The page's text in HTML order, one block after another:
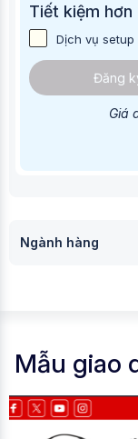
Tiết kiệm hơn
Dịch vụ setup
Đăng
Giá
Ngành hàng
Mẫu giao